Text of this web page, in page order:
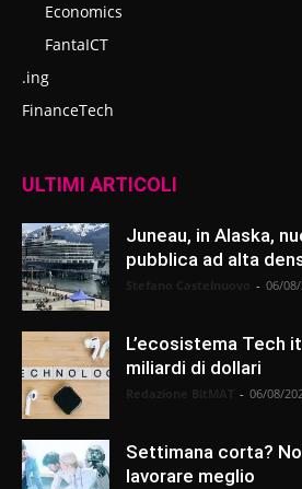
Economics
FantaICT
.ing
FinanceTech
ULTIMI ARTICOLI
Juneau, in Alaska,
pubblica ad alta
- 06/
L’ecosistema Tech
miliardi di dollari
- 06/08/
Settimana corta?
lavorare meglio